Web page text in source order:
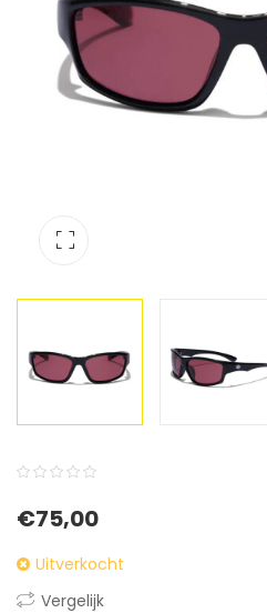
out
on
€75,00
Uitverkocht
Vergelijk